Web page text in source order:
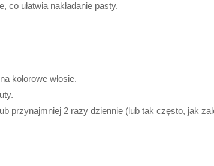
co ułatwia nakładanie pasty.
kolorowe włosie.
przynajmniej 2 razy dziennie (lub tak często, jak